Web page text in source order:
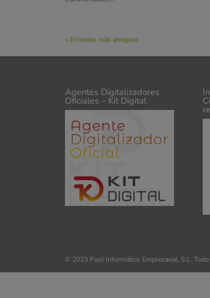
« Entradas más antiguas
Agentes Digitalizadores
Oficiales – Kit Digital
© 2023 Pool Informático Empresarial, S.L.